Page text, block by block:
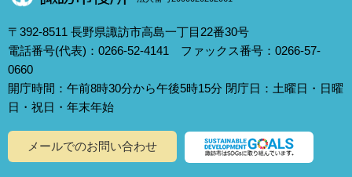
〒392-8511 長野県諏訪市高島一丁目22番30号
電話番号(代表)：0266-52-4141 ファックス番号：0266-57-
0660
開庁時間：午前8時30分から午後5時15分 閉庁日：土曜日・日曜
日・祝日・年末年始
メールでのお問い合わせ